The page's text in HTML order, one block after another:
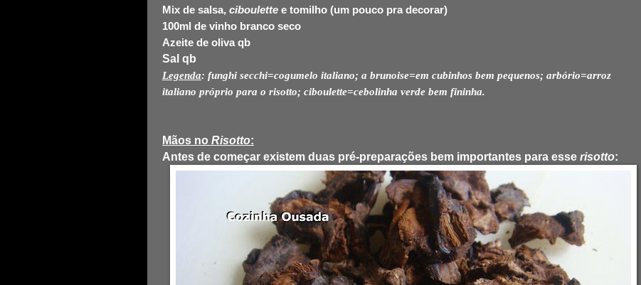
Mix de salsa, ciboulette e tomilho (um pouco pra decorar)
100ml de vinho branco seco
Azeite de oliva qb
Sal qb
Legenda: funghi secchi=cogumelo italiano; a brunoise=em cubinhos bem pequenos; arbório=arroz
italiano próprio para o risotto; ciboulette=cebolinha verde bem fininha.
Mãos no Risotto:
Antes de começar existem duas pré-preparações bem importantes para esse risotto: